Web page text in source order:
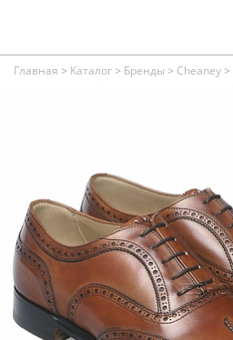
Главная > Каталог> Бренды > Cheaney>